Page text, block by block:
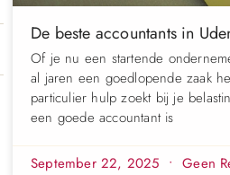
De beste accountants in
Of je nu een startende
al jaren een goedlopende zaak
particulier hulp zoekt bij je
een goede accountant is
September 22, 2025 Geen